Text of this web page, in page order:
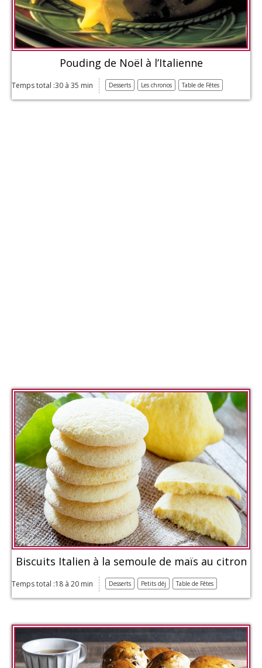
Pouding de Noël à l’Italienne
Temps total :30 à 35 min Desserts Les chronos Table de Fêtes
Biscuits Italien à la semoule de maïs au citron
Temps total :18 à 20 min Desserts Petits déj Table de Fêtes